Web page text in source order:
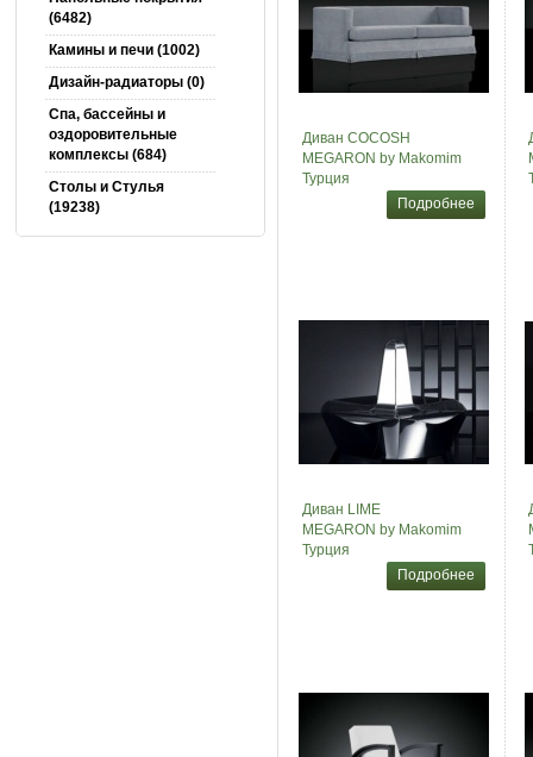
(6482)
Камины и печи (1002)
Дизайн-радиаторы (0)
Спа, бассейны и
оздоровительные
комплексы (684)
Столы и Cтулья
(19238)
Диван COCOSH
MEGARON by Makomim
Турция
Подробнее
Диван LIME
MEGARON by Makomim
Турция
Подробнее